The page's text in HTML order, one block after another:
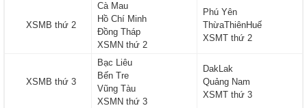
XSMB thứ 2
Cà Mau
Hồ Chí Minh
Đồng Tháp
XSMN thứ 2
Phú Yên
ThừaThiênHuế
XSMT thứ 2
XSMB thứ 3
Bạc Liêu
Bến Tre
Vũng Tàu
XSMN thứ 3
DakLak
Quảng Nam
XSMT thứ 3